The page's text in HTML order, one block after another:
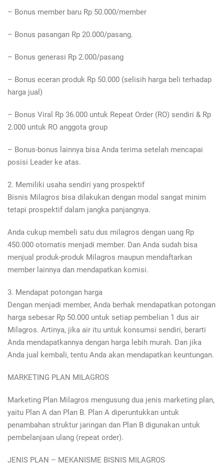
– Bonus member baru Rp 50.000/member
– Bonus pasangan Rp 20.000/pasang.
– Bonus generasi Rp 2.000/pasang
– Bonus eceran produk Rp 50.000 (selisih harga beli terhadap
harga jual)
– Bonus Viral Rp 36.000 untuk Repeat Order (RO) sendiri & Rp
2.000 untuk RO anggota group
– Bonus-bonus lainnya bisa Anda terima setelah mencapai
posisi Leader ke atas.
2. Memiliki usaha sendiri yang prospektif
Bisnis Milagros bisa dilakukan dengan modal sangat minim
tetapi prospektif dalam jangka panjangnya.
Anda cukup membeli satu dus milagros dengan uang Rp
450.000 otomatis menjadi member. Dan Anda sudah bisa
menjual produk-produk Milagros maupun mendaftarkan
member lainnya dan mendapatkan komisi.
3. Mendapat potongan harga
Dengan menjadi member, Anda berhak mendapatkan potongan
harga sebesar Rp 50.000 untuk setiap pembelian 1 dus air
Milagros. Artinya, jika air itu untuk konsumsi sendiri, berarti
Anda mendapatkannya dengan harga lebih murah. Dan jika
Anda jual kembali, tentu Anda akan mendapatkan keuntungan.
MARKETING PLAN MILAGROS
Marketing Plan Milagros mengusung dua jenis marketing plan,
yaitu Plan A dan Plan B. Plan A diperuntukkan untuk
penambahan struktur jaringan dan Plan B digunakan untuk
pembelanjaan ulang (repeat order).
JENIS PLAN – MEKANISME BISNIS MILAGROS